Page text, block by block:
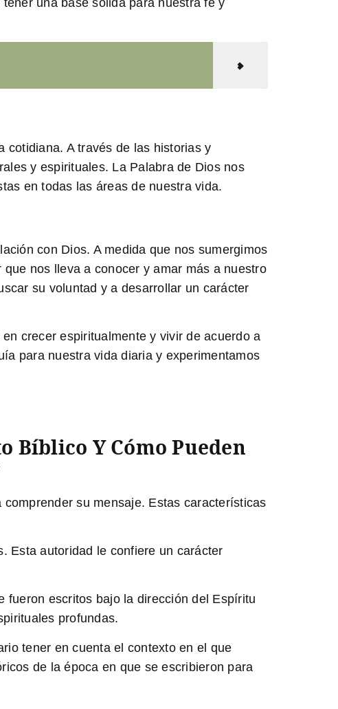
una base sólida para nuestra fe y
cotidiana. A través de las historias y
y espirituales. La Palabra de Dios nos
en todas las áreas de nuestra vida.
con Dios. A medida que nos sumergimos
nos lleva a conocer y amar más a nuestro
su voluntad y a desarrollar un carácter
crecer espiritualmente y vivir de acuerdo a
para nuestra vida diaria y experimentamos
Bíblico Y Cómo Pueden
su mensaje. Estas características
Esta autoridad le confiere un carácter
fueron escritos bajo la dirección del Espíritu
profundas.
tener en cuenta el contexto en el que
de la época en que se escribieron para